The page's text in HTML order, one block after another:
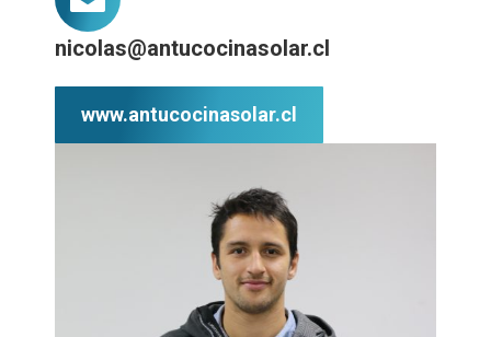
nicolas@antucocinasolar.cl
www.antucocinasolar.cl